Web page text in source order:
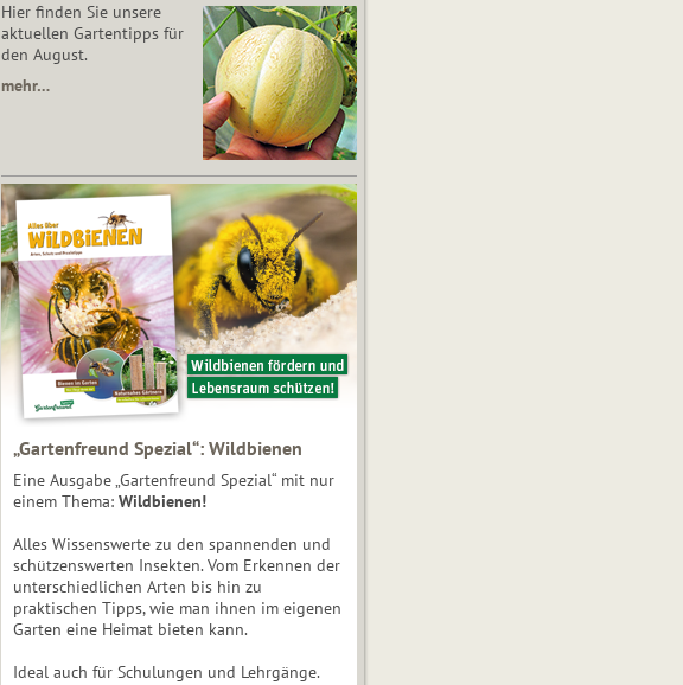
Hier finden Sie unsere
aktuellen Gartentipps für
den August.
mehr…
„Gartenfreund Spezial“: Wildbienen
Eine Ausgabe „Gartenfreund Spezial“ mit nur
einem Thema: Wildbienen!
Alles Wissenswerte zu den spannenden und
schützenswerten Insekten. Vom Erkennen der
unterschiedlichen Arten bis hin zu
praktischen Tipps, wie man ihnen im eigenen
Garten eine Heimat bieten kann.
Ideal auch für Schulungen und Lehrgänge.